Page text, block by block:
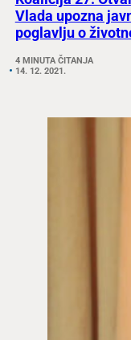
Vlada upozna
poglavlju o
4 MINUTA ČITANJA
14. 12. 2021.